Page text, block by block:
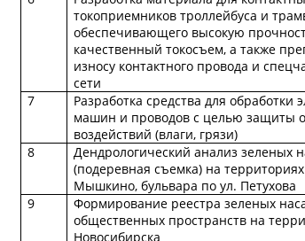
токоприемников троллейбуса и
обеспечивающего высокую
качественный токосъем, а также
износу контактного провода и
сети
7
Разработка средства для обработки
машин и проводов с целью защиты
воздействий (влаги, грязи)
8
Дендрологический анализ зеленых
(подеревная съемка) на территориях
Мышкино, бульвара по ул. Петухова
9
Формирование реестра зеленых
общественных пространств на
Новосибирска